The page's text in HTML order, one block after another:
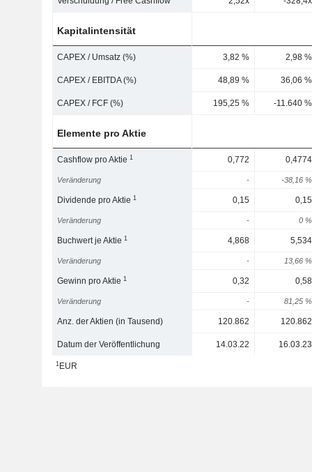
Kapitalintensität
CAPEX / Umsatz (%) 3,82 % 2,98 %
CAPEX / EBITDA (%) 48,89 % 36,06 %
CAPEX / FCF (%) 195,25 % -11.640 %
Elemente pro Aktie
Cashflow pro Aktie1 0,772 0,4774
Veränderung - -38,16 %
Dividende pro Aktie1 0,15 0,15
Veränderung - 0 %
Buchwert je Aktie1 4,868 5,534
Veränderung - 13,66 %
Gewinn pro Aktie1 0,32 0,58
Veränderung - 81,25 %
Anz. der Aktien (in Tausend) 120.862 120.862
Datum der Veröffentlichung 14.03.22 16.03.23
1EUR